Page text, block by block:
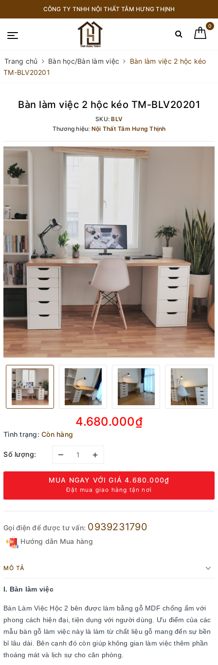
CÔNG TY TNHH NỘI THẤT TÂM HƯNG THỊNH
0
Trang chủ Bàn học/Bàn làm việc
Bàn làm việc 2 hộc kéo
TM-BLV20201
Bàn làm việc 2 hộc kéo TM-BLV20201
SKU:BLV
Thương hiệu: Nội Thất Tâm Hưng Thịnh
4.680.000₫
Tình trạng: Còn hàng
Số lượng: – +
MUA NGAY VỚI GIÁ4.680.000₫
Đặt mua giao hàng tận nơi
Gọi điện để được tư vấn: 0939231790
Hướng dẫn Mua hàng
MÔ TẢ
I. Bàn làm việc
Bàn Làm Việc Hộc 2 bên được làm bằng gỗ MDF chống ẩm với
phong cách hiện đại, tiện dụng với người dùng. Ưu điểm của các
mẫu bàn gỗ làm việc này là làm từ chất liệu gỗ mang đến sự bền
bỉ lâu dài. Bên cạnh đó còn giúp không gian làm việc thêm phần
thoáng mát và lịch sự cho căn phòng.